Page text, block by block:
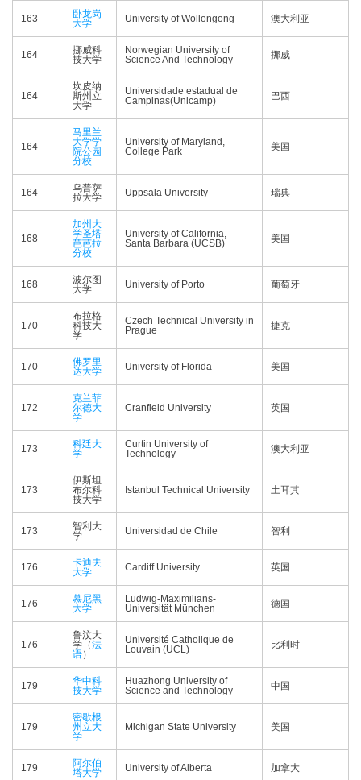
163
卧龙岗
大学
University of Wollongong 澳大利亚
164
挪威科
技大学
Norwegian University of
Science And Technology
挪威
164
坎皮纳
斯州立
大学
Universidade estadual de
Campinas(Unicamp)
巴西
164
马里兰
大学学
院公园
分校
University of Maryland,
College Park
美国
164
乌普萨
拉大学
Uppsala University 瑞典
168
加州大
学圣塔
芭芭拉
分校
University of California,
Santa Barbara (UCSB)
美国
168
波尔图
大学
University of Porto 葡萄牙
170
布拉格
科技大
学
Czech Technical University in
Prague
捷克
170
佛罗里
达大学
University of Florida 美国
172
克兰菲
尔德大
学
Cranfield University 英国
173
科廷大
学
Curtin University of
Technology
澳大利亚
173
伊斯坦
布尔科
技大学
Istanbul Technical University 土耳其
173
智利大
学
Universidad de Chile 智利
176
卡迪夫
大学
Cardiff University 英国
176
慕尼黑
大学
Ludwig-Maximilians-
Universität München
德国
176
鲁汶大
学（法
语）
Université Catholique de
Louvain (UCL)
比利时
179
华中科
技大学
Huazhong University of
Science and Technology
中国
179
密歇根
州立大
学
Michigan State University 美国
179
阿尔伯
塔大学
University of Alberta 加拿大